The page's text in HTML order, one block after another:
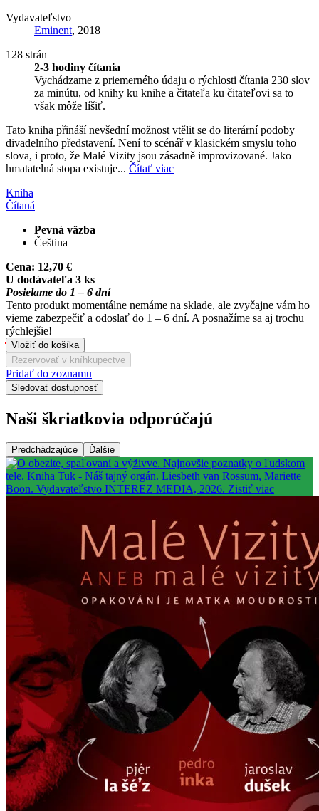
Vydavateľstvo
Eminent, 2018
128 strán
2-3 hodiny čítania
Vychádzame z priemerného údaju o rýchlosti čítania 230 slov
za minútu, od knihy ku knihe a čitateľa ku čitateľovi sa to
však môže líšiť.
Tato kniha přináší nevšední možnost vtělit se do literární podoby
divadelního představení. Není to scénář v klasickém smyslu toho
slova, i proto, že Malé Vizity jsou zásadně improvizované. Jako
hmatatelná stopa existuje... Čítať viac
Kniha
Čítaná
Pevná väzba
Čeština
Cena: 12,70 €
U dodávateľa 3 ks
Posielame do 1 – 6 dní
Tento produkt momentálne nemáme na sklade, ale zvyčajne vám ho
vieme zabezpečiť a odoslať do 1 – 6 dní. A posnažíme sa aj trochu
rýchlejšie!
Vložiť do košíka
Rezervovať v kníhkupectve
Pridať do zoznamu
Sledovať dostupnosť
Naši škriatkovia odporúčajú
Predchádzajúce Ďalšie